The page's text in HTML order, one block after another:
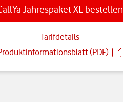
Jahrespaket XL bestellen
Tarifdetails
(PDF)